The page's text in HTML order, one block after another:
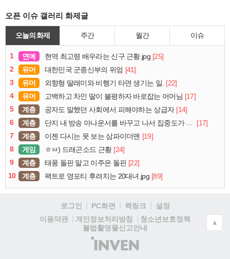
오픈 이슈 갤러리 화제글
오늘의 화제 주간 월간 이슈
1 연예 현역 최고령 배우라는 신구 근황.jpg [25]
2
유머 대한민국 군종신부의 위엄 [41]
3
유머 외향형 딸래미와 비행기 타면 생기는 일. [22]
4
유머 고백하고 차인 딸이 불평하자 바로잡는 어머님 [17]
5
계층 공자도 말했던 사회에서 피해야하는 상급자 [14]
6
계층 단지 내 방송 아나운서를 바꾸고 나서 집중도가 확 올라갔다는 한 아파트의 안내방송
[17]
7
계층 이젠 다시는 못 보는 삼파이더맨 [19]
8
게임 ㅎㅂ) 드래곤소드 근황 [24]
9
계층 태풍 돌핀 말고 이주은 돌핀 [22]
10
계층 팩트로 영포티 후려치는 20대녀.jpg [89]
로그인 PC화면 퀵링크
설정
이용약관
개인정보처리방침
청소년보호정책
불법촬영물신고안내
(주)
인
▲